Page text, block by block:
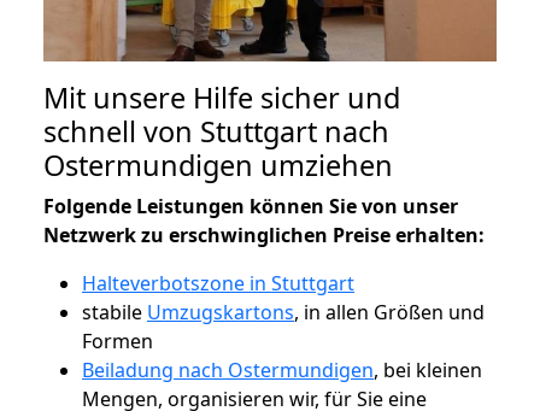
Mit unsere Hilfe sicher und
schnell von Stuttgart nach
Ostermundigen umziehen
Folgende Leistungen können Sie von unser
Netzwerk zu erschwinglichen Preise erhalten:
Halteverbotszone in Stuttgart
stabile Umzugskartons, in allen Größen und
Formen
Beiladung nach Ostermundigen, bei kleinen
Mengen, organisieren wir, für Sie eine